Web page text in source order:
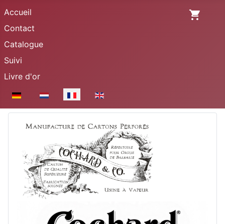
Accueil
Contact
Catalogue
Suivi
Livre d'or
Sélectionnez votre langue